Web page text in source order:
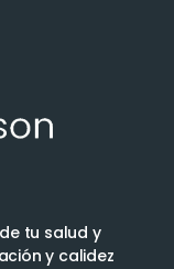
tu salud y
y calidez